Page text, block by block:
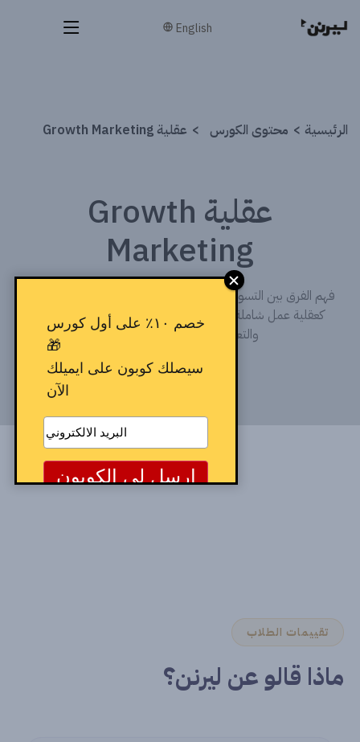
English
الرئيسية محتوى الكورس عقلية Growth Marketing
عقلية Growth
Marketing
فهم الفرق بين التسويق التقليدي وتسويق النمو، والتعامل مع النمو
كعقلية عمل شاملة، مع التعرف على مفهوم Growth Loops
والتعلم المستمر في تحسين الأداء.
تقييمات الطلاب
ماذا قالو عن ليرنن؟
خصم ١٠٪ على أول كورس
🎁
سيصلك كوبون على ايميلك
الآن